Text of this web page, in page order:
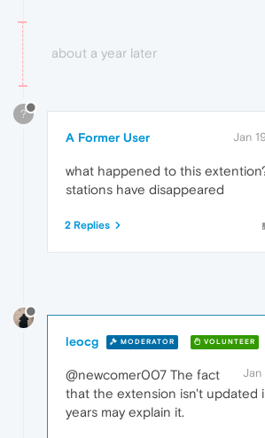
about a year later
?
A Former User Jan
what happened to this
stations have disappeared
2 Replies
leocg MODERATOR VOLUNTEER
Jan
@newcomer007 The fact
that the extension isn't updated
years may explain it.